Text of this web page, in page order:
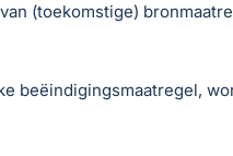
(toekomstige)
beëindigingsmaatregel,